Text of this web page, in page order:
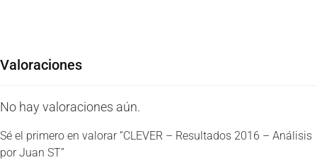
Valoraciones
No hay valoraciones aún.
Sé el primero en valorar “CLEVER – Resultados 2016 – Análisis
por Juan ST”